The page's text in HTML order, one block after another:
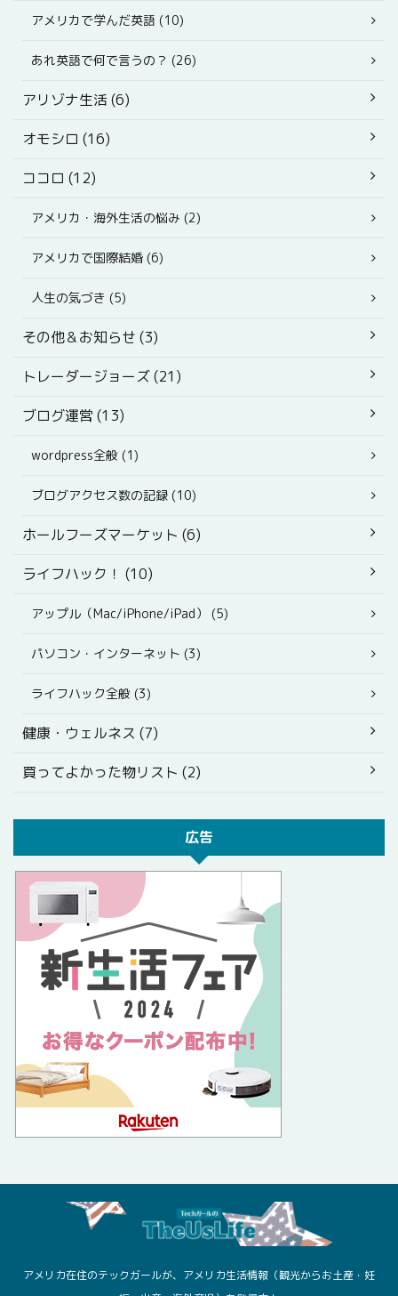
アメリカで学んだ英語 (10)
あれ英語で何で言うの？ (26)
アリゾナ生活 (6)
オモシロ (16)
ココロ (12)
アメリカ・海外生活の悩み (2)
アメリカで国際結婚 (6)
人生の気づき (5)
その他＆お知らせ (3)
トレーダージョーズ (21)
ブログ運営 (13)
wordpress全般 (1)
ブログアクセス数の記録 (10)
ホールフーズマーケット (6)
ライフハック！ (10)
アップル（Mac/iPhone/iPad） (5)
パソコン・インターネット (3)
ライフハック全般 (3)
健康・ウェルネス (7)
買ってよかった物リスト (2)
広告
アメリカ在住のテックガールが、アメリカ生活情報（観光からお土産・妊